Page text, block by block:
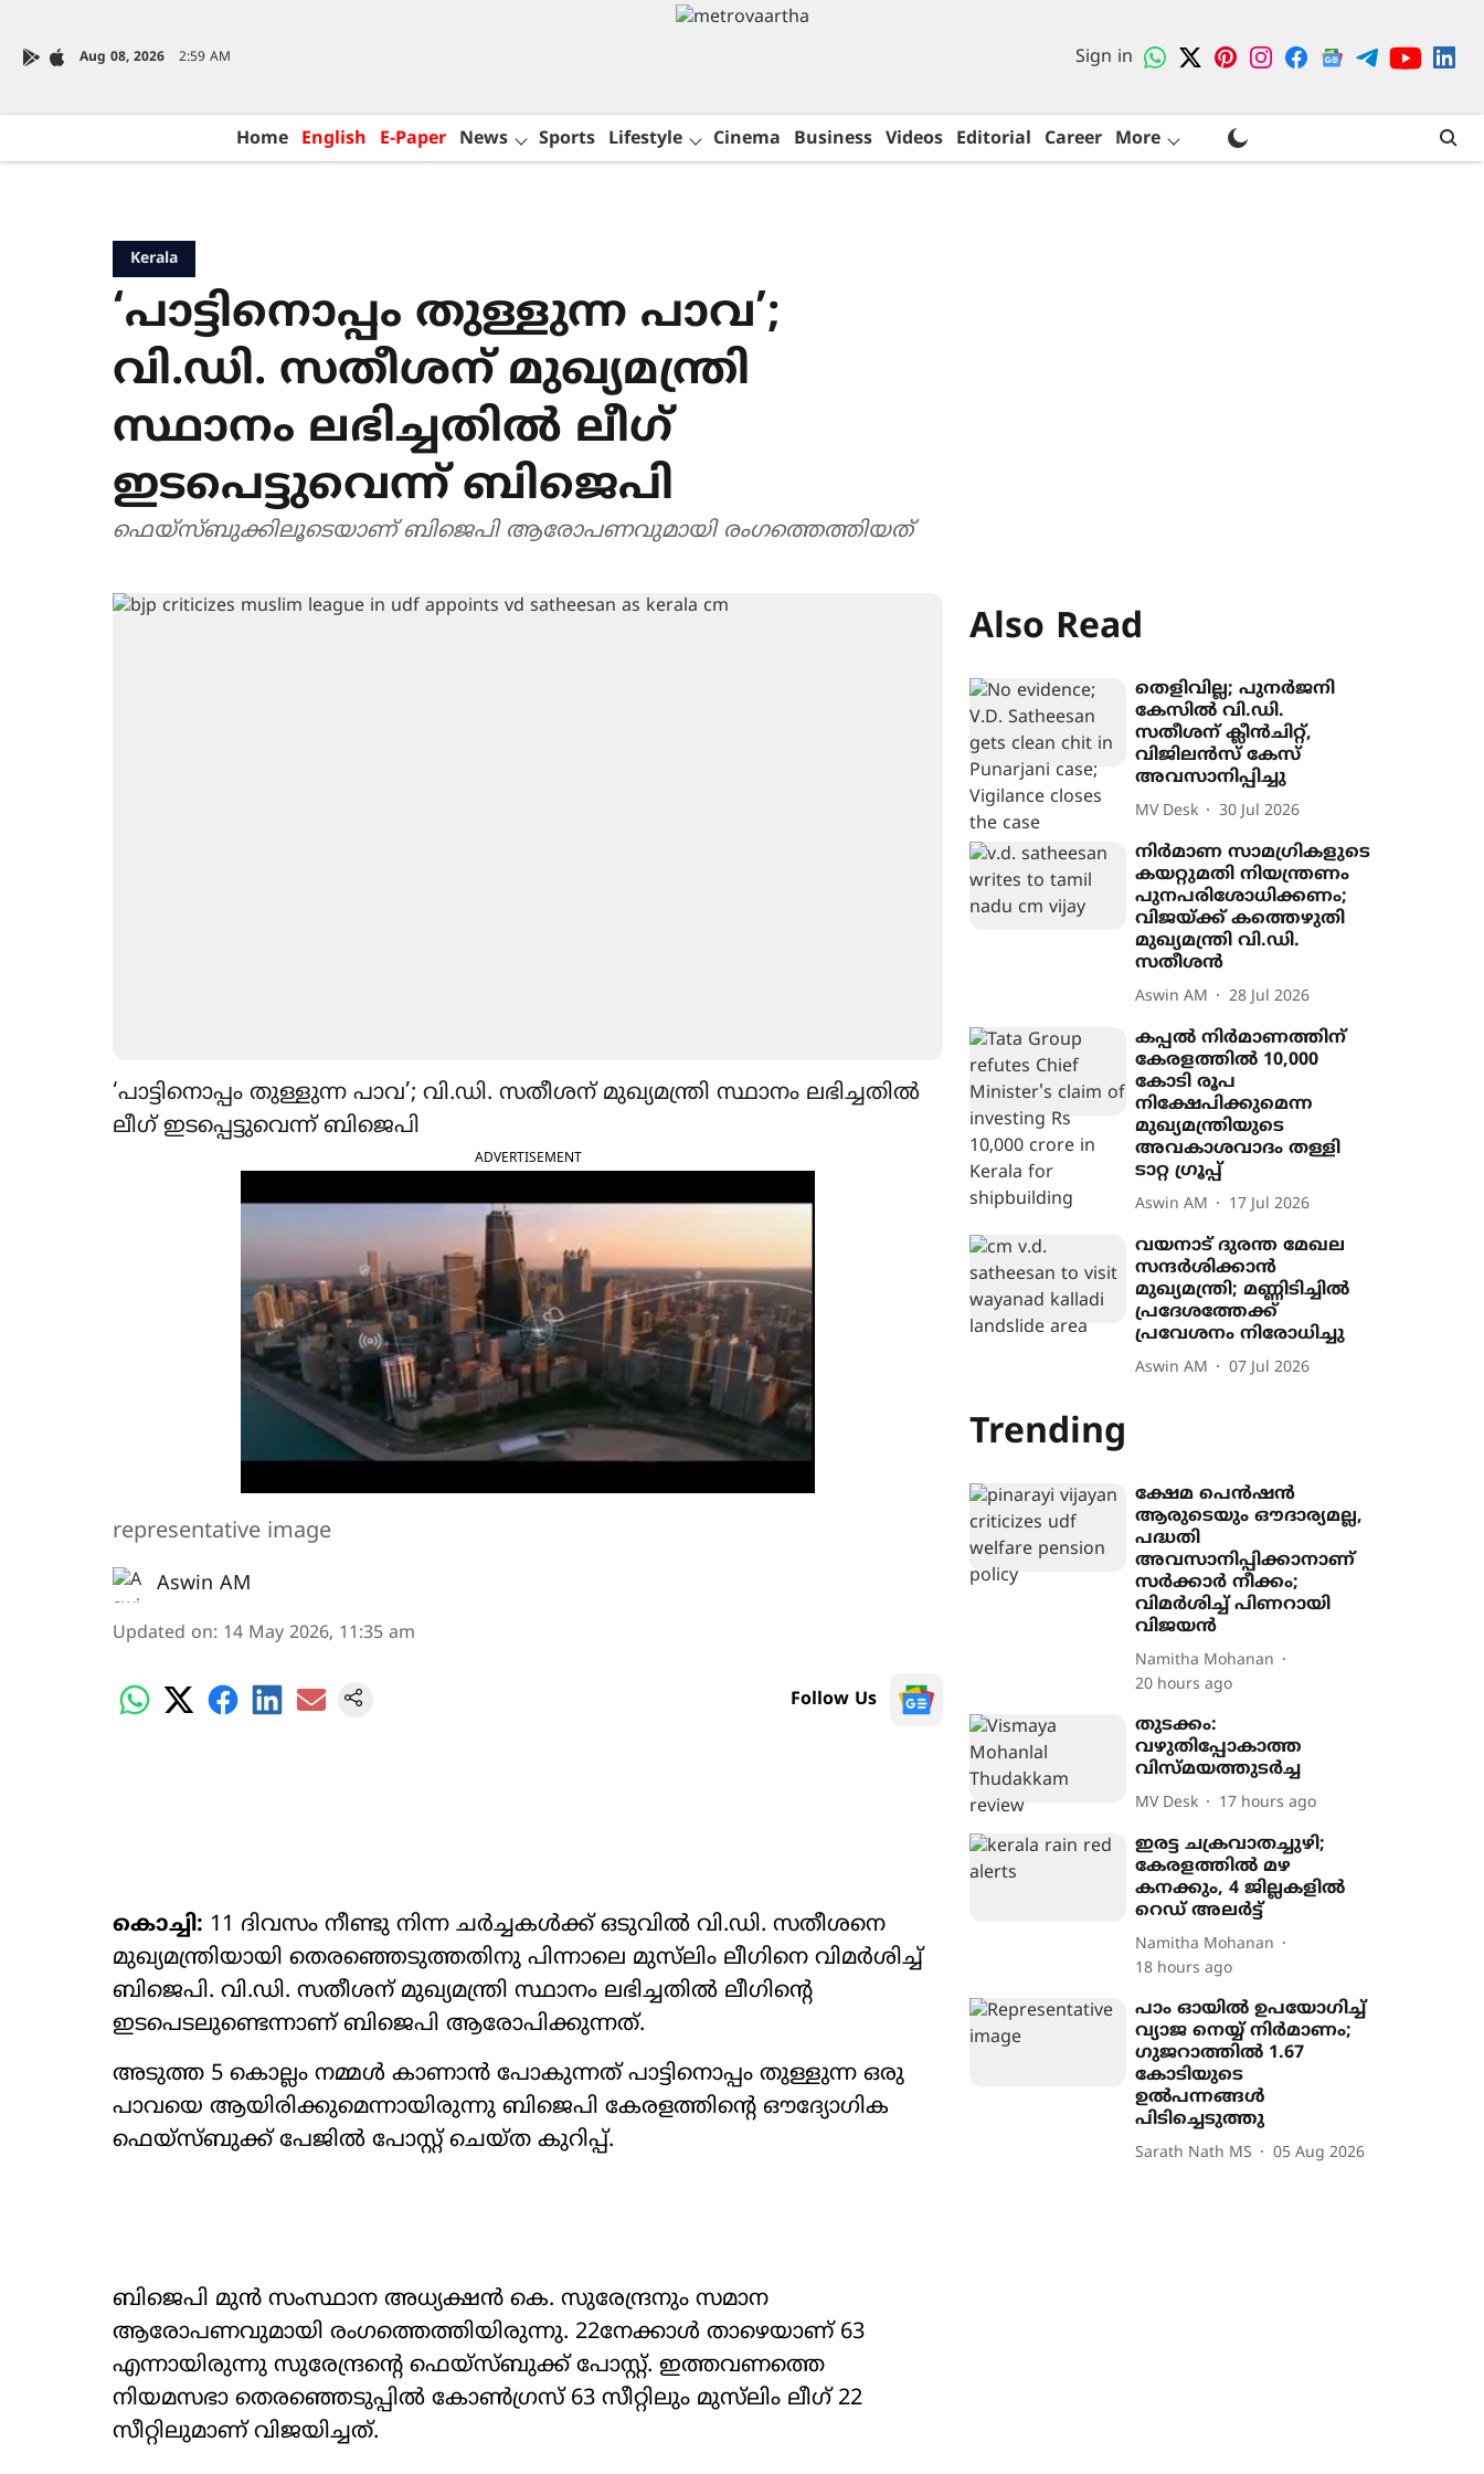
Aug 08, 2026 2:59 AM Sign in
Home English E-Paper News Sports Lifestyle Cinema Business Videos Editorial Career More
Kerala
‘പാട്ടിനൊപ്പം തുള്ളുന്ന പാവ’;
വി.ഡി. സതീശന് മുഖ‍്യമന്ത്രി
സ്ഥാനം ലഭിച്ചതിൽ ലീഗ്
ഇടപെട്ടുവെന്ന് ബിജെപി
ഫെയ്സ്ബുക്കിലൂടെയാണ് ബിജെപി ആരോപണവുമായി രംഗത്തെത്തിയത്
‘പാട്ടിനൊപ്പം തുള്ളുന്ന പാവ’; വി.ഡി. സതീശന് മുഖ‍്യമന്ത്രി സ്ഥാനം ലഭിച്ചതിൽ
ലീഗ് ഇടപ്പെട്ടുവെന്ന് ബിജെപി
ADVERTISEMENT
representative image
Aswin AM
Updated on: 14 May 2026, 11:35 am
Follow Us
കൊച്ചി: 11 ദിവസം നീണ്ടു നിന്ന ചർച്ചകൾക്ക് ഒടുവിൽ വി.ഡി. സതീശനെ
മുഖ‍്യമന്ത്രിയായി തെരഞ്ഞെടുത്തതിനു പിന്നാലെ മുസ്‌ലിം ലീഗിനെ വിമർശിച്ച്
ബിജെപി. വി.ഡി. സതീശന് മുഖ‍്യമന്ത്രി സ്ഥാനം ലഭിച്ചതിൽ ലീഗിന്‍റെ
ഇടപെടലുണ്ടെന്നാണ് ബിജെപി ആരോപിക്കുന്നത്.
അടുത്ത 5 കൊല്ലം നമ്മൾ കാണാൻ പോകുന്നത് പാട്ടിനൊപ്പം തുള്ളുന്ന ഒരു
പാവയെ ആയിരിക്കുമെന്നായിരുന്നു ബിജെപി കേരളത്തിന്‍റെ ഔദ‍്യോഗിക
ഫെയ്സ്ബുക്ക് പേജിൽ പോസ്റ്റ് ചെയ്ത കുറിപ്പ്.
ബിജെപി മുൻ സംസ്ഥാന അധ‍്യക്ഷൻ കെ. സുരേന്ദ്രനും സമാന
ആരോപണവുമായി രംഗത്തെത്തിയിരുന്നു. 22നേക്കാൾ താഴെയാണ് 63
എന്നായിരുന്നു സുരേന്ദ്രന്‍റെ ഫെയ്സ്ബുക്ക് പോസ്റ്റ്. ഇത്തവണത്തെ
നിയമസഭാ തെരഞ്ഞെടുപ്പിൽ കോൺഗ്രസ് 63 സീറ്റിലും മുസ്‌ലിം ലീഗ് 22
സീറ്റിലുമാണ് വിജയിച്ചത്.
Also Read
തെളിവില്ല; പുനർജനി
കേസിൽ വി.ഡി.
സതീശന് ക്ലീൻചിറ്റ്,
വിജിലൻസ് കേസ്
അവസാനിപ്പിച്ചു
MV Desk 30 Jul 2026
നിർമാണ സാമഗ്രികളുടെ
കയറ്റുമതി നിയന്ത്രണം
പുനപരിശോധിക്കണം;
വിജയ്ക്ക് കത്തെഴുതി
മുഖ‍്യമന്ത്രി വി.ഡി.
സതീശൻ
Aswin AM 28 Jul 2026
കപ്പൽ നിർമാണത്തിന്
കേരളത്തിൽ 10,000
കോടി രൂപ
നിക്ഷേപിക്കുമെന്ന
മുഖ‍്യമന്ത്രിയുടെ
അവകാശവാദം തള്ളി
ടാറ്റ ഗ്രൂപ്പ്
Aswin AM 17 Jul 2026
വയനാട് ദുരന്ത മേഖല
സന്ദർശിക്കാൻ
മുഖ‍്യമന്ത്രി; മണ്ണിടിച്ചിൽ
പ്രദേശത്തേക്ക്
പ്രവേശനം നിരോധിച്ചു
Aswin AM 07 Jul 2026
Trending
ക്ഷേമ പെൻഷൻ
ആരുടെയും ഔദാര്യമല്ല,
പദ്ധതി
അവസാനിപ്പിക്കാനാണ്
സർക്കാർ നീക്കം;
വിമർശിച്ച് പിണറായി
വിജയൻ
Namitha Mohanan
20 hours ago
തുടക്കം:
വഴുതിപ്പോകാത്ത
വിസ്മയത്തുടർച്ച
MV Desk 17 hours ago
ഇരട്ട ചക്രവാതച്ചുഴി;
കേരളത്തിൽ മഴ
കനക്കും, 4 ജില്ലകളിൽ
റെഡ് അലർട്ട്
Namitha Mohanan
18 hours ago
പാം ഓയിൽ ഉപയോഗിച്ച്
വ്യാജ നെയ്യ് നിർമാണം;
ഗുജറാത്തിൽ 1.67
കോടിയുടെ
ഉൽപന്നങ്ങൾ
പിടിച്ചെടുത്തു
Sarath Nath MS 05 Aug 2026